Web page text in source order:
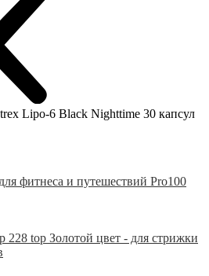
Lipo-6 Black Nighttime 30 капсул
фитнеса и путешествий Pro100
top Золотой цвет - для стрижки